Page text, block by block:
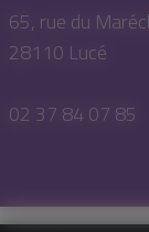
65, rue du
28110 Lucé
02 37 84 07 85